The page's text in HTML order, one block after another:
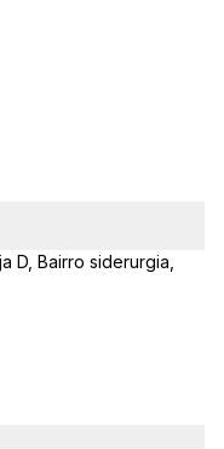
D, Bairro siderurgia,